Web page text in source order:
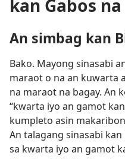
kan Gabos
An simbag kan
Bako. Mayong sinasabi
maraot o na an kuwarta
na maraot na bagay. An
“kwarta iyo an gamot
kumpleto asin
An talagang sinasabi kan
sa kwarta iyo an gamot